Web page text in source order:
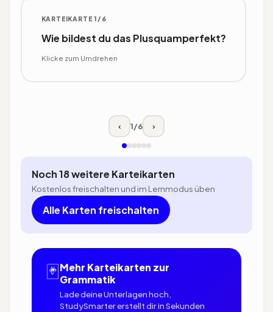
KARTEIKARTE 1/6
Wie bildest du das Plusquamperfekt?
Klicke zum Umdrehen
Mit dem Präteritum von haben oder
‹ 1/6 ›
Noch 18 weitere Karteikarten
Kostenlos freischalten und im Lernmodus üben
Alle Karten freischalten
🃏Mehr Karteikarten zur
Grammatik
Lade deine Unterlagen hoch,
StudySmarter erstellt dir in Sekunden